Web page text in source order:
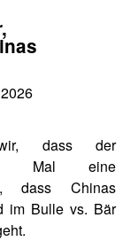
dass der
Mal eine
dass Chinas
im Bulle vs. Bär